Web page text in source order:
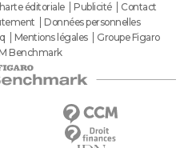
éditoriale Publicité
Contact
Données personnelles
Mentions légales
Groupe Figaro
Benchmark